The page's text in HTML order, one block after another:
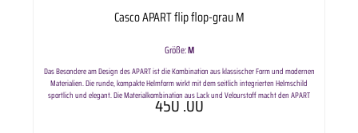
Casco APART flip flop-grau M
Größe:M
Das Besondere am Design des APART ist die Kombination aus klassischer Form und modernen
Materialien. Die runde, kompakte Helmform wirkt mit dem seitlich integrierten Helmschild
sportlich und elegant. Die Materialkombination aus Lack und Velourstoff macht den APART
nicht nur zu einem absoluten Eyecatcher, sondern sorgt auch für eine pflegeleichte und
450.00